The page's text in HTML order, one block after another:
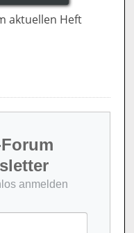
aktuellen Heft
anmelden